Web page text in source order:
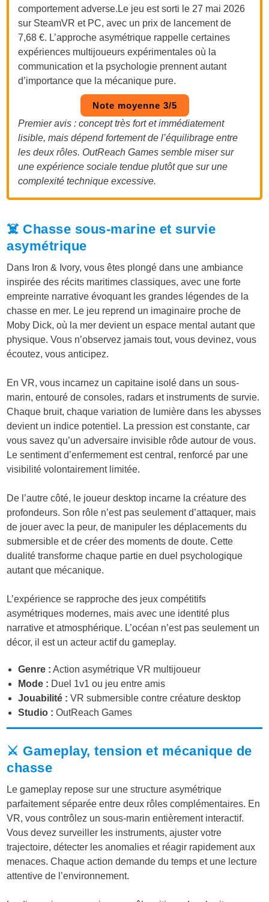
comportementadverse.Le jeu est sorti le 27 mai 2026
sur SteamVR et PC, avec un prix de lancement de
7,68 €. L’approche asymétrique rappelle certaines
expériences multijoueurs expérimentales où la
communication et la psychologie prennent autant
d’importance que la mécanique pure.
Note moyenne 3/5
Premier avis : concept très fort et immédiatement
lisible, mais dépend fortement de l’équilibrage entre
les deux rôles. OutReach Games semble miser sur
une expérience sociale tendue plutôt que sur une
complexité technique excessive.
☠️ Chasse sous-marine et survie
asymétrique
Dans Iron & Ivory, vous êtes plongé dans une ambiance
inspirée des récits maritimes classiques, avec une forte
empreinte narrative évoquant les grandes légendes de la
chasse en mer. Le jeu reprend un imaginaire proche de
Moby Dick, où la mer devient un espace mental autant que
physique. Vous n’observez jamais tout, vous devinez, vous
écoutez, vous anticipez.
En VR, vous incarnez un capitaine isolé dans un sous-
marin, entouré de consoles, radars et instruments de survie.
Chaque bruit, chaque variation de lumière dans les abysses
devient un indice potentiel. La pression est constante, car
vous savez qu’un adversaire invisible rôde autour de vous.
Le sentiment d’enfermement est central, renforcé par une
visibilité volontairement limitée.
De l’autre côté, le joueur desktop incarne la créature des
profondeurs. Son rôle n’est pas seulement d’attaquer, mais
de jouer avec la peur, de manipuler les déplacements du
submersible et de créer des moments de doute. Cette
dualité transforme chaque partie en duel psychologique
autant que mécanique.
L’expérience se rapproche des jeux compétitifs
asymétriques modernes, mais avec une identité plus
narrative et atmosphérique. L’océan n’est pas seulement un
décor, il est un acteur actif du gameplay.
Genre : Action asymétrique VR multijoueur
Mode : Duel 1v1 ou jeu entre amis
Jouabilité : VR submersible contre créature desktop
Studio : OutReach Games
⚔️ Gameplay, tension et mécanique de
chasse
Le gameplay repose sur une structure asymétrique
parfaitement séparée entre deux rôles complémentaires. En
VR, vous contrôlez un sous-marin entièrement interactif.
Vous devez surveiller les instruments, ajuster votre
trajectoire, détecter les anomalies et réagir rapidement aux
menaces. Chaque action demande du temps et une lecture
attentive de l’environnement.